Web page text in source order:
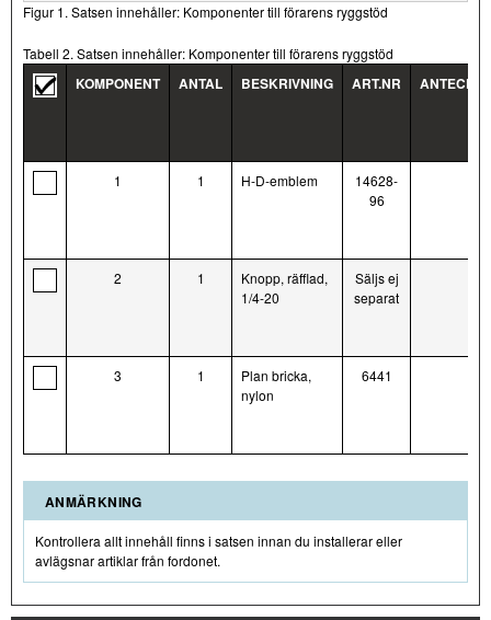
Figur 1. Satsen innehåller: Komponenter till förarens ryggstöd
Tabell 2. Satsen innehåller: Komponenter till förarens ryggstöd
KOMPONENT ANTAL BESKRIVNING ART.NR
1 1 H-D-emblem
14628-
96
2 1
Knopp, räfflad,
1/4-20
Säljs ej
separat
3 1
Plan bricka,
nylon
6441
ANMÄRKNING
Kontrollera allt innehåll finns i satsen innan du installerar eller
avlägsnar artiklar från fordonet.